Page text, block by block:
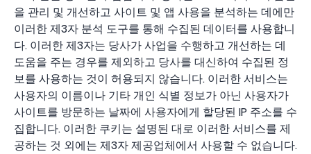
을 관리 및 개선하고 사이트 및 앱 사용을 분석하는 데에만
이러한 제3자 분석 도구를 통해 수집된 데이터를 사용합니
다. 이러한 제3자는 당사가 사업을 수행하고 개선하는 데
도움을 주는 경우를 제외하고 당사를 대신하여 수집된 정
보를 사용하는 것이 허용되지 않습니다. 이러한 서비스는
사용자의 이름이나 기타 개인 식별 정보가 아닌 사용자가
사이트를 방문하는 날짜에 사용자에게 할당된 IP 주소를 수
집합니다. 이러한 쿠키는 설명된 대로 이러한 서비스를 제
공하는 것 외에는 제3자 제공업체에서 사용할 수 없습니다.